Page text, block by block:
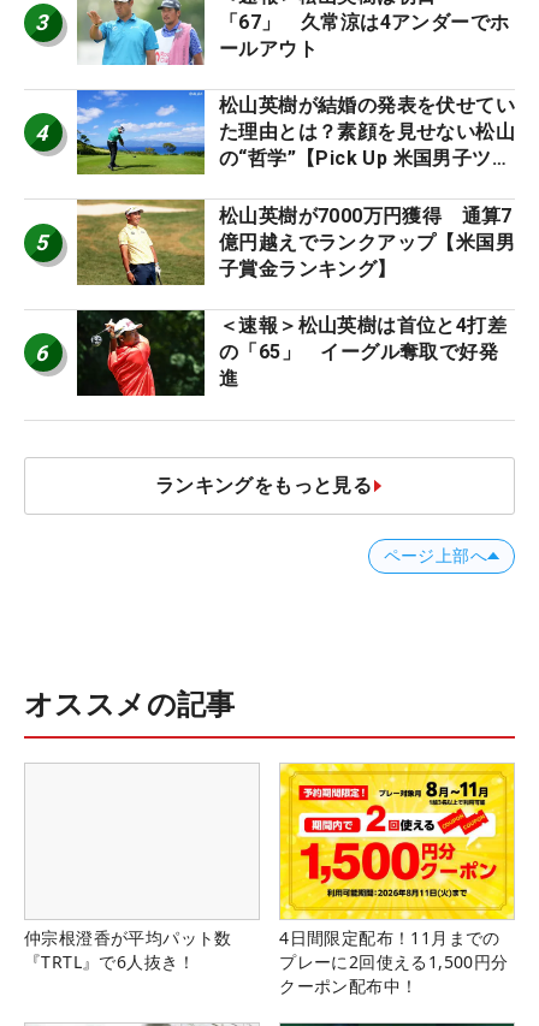
3
「67」 久常涼は4アンダーでホ
ールアウト
4
松山英樹が結婚の発表を伏せてい
た理由とは？素顔を見せない松山
の“哲学”【Pick Up 米国男子ツア
5
松山英樹が7000万円獲得 通算7
億円越えでランクアップ【米国男
子賞金ランキング】
6
＜速報＞松山英樹は首位と4打差
の「65」 イーグル奪取で好発
進
ランキングをもっと見る
ページ上部へ
オススメの記事
仲宗根澄香が平均パット数
『TRTL』で6人抜き！
4日間限定配布！11月までの
プレーに2回使える1,500円分
クーポン配布中！